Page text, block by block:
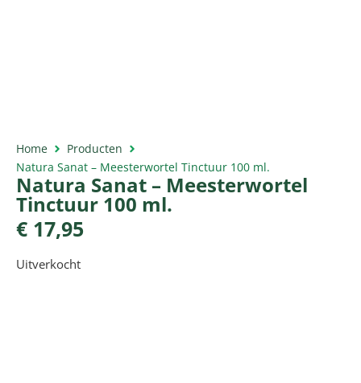
Home
Producten
Natura Sanat – Meesterwortel Tinctuur 100 ml.
Natura Sanat – Meesterwortel
Tinctuur 100 ml.
€ 17,95
Uitverkocht